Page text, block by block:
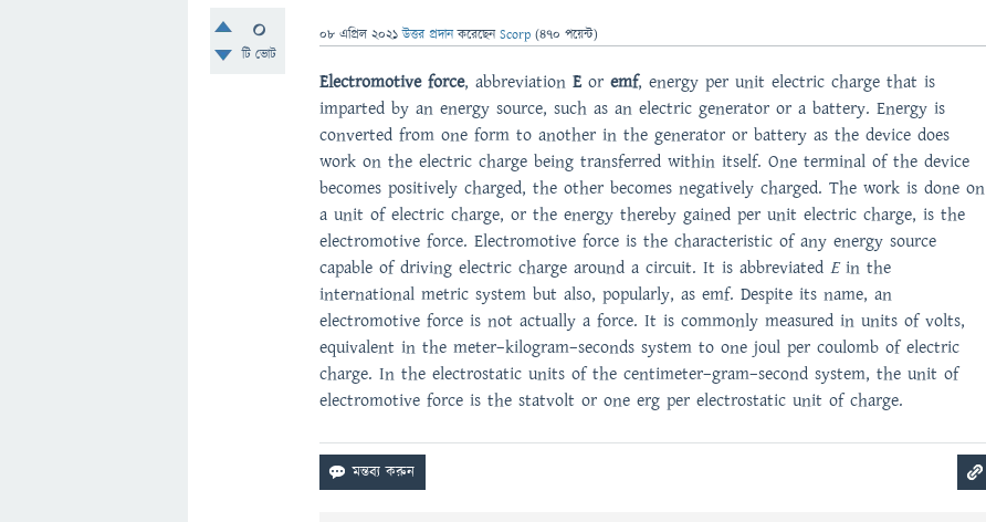
0
টি ভোট
08 এপ্রিল 2021 উত্তর প্রদান করেছেনScorp (470 পয়েন্ট)
Electromotive force, abbreviationE oremf, energy per unit electric charge that is
imparted by an energy source, such as an electric generator or a battery. Energy is
converted from one form to another in the generator or battery as the device does
work on the electric charge being transferred within itself. One terminal of the device
becomes positively charged, the other becomes negatively charged. The work is done on
a unit of electric charge, or the energy thereby gained per unit electric charge, is the
electromotive force. Electromotive force is the characteristic of any energy source
capable of driving electric charge around a circuit. It is abbreviatedEin the
international metric system but also, popularly, as emf. Despite its name, an
electromotive force is not actually a force. It is commonly measured in units of volts,
equivalent in the meter–kilogram–seconds system to one joul per coulomb of electric
charge. In the electrostatic units of the centimeter–gram–second system, the unit of
electromotive force is the statvolt or one erg per electrostatic unit of charge.